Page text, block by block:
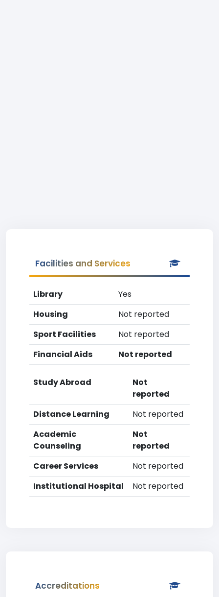
Facilities and Services
Library
Yes
Housing
Not reported
Sport Facilities
Not reported
Financial Aids
Not reported
Study Abroad
Not
reported
Distance Learning
Not reported
Academic
Counseling
Not
reported
Career Services
Not reported
Institutional Hospital
Not reported
Accreditations